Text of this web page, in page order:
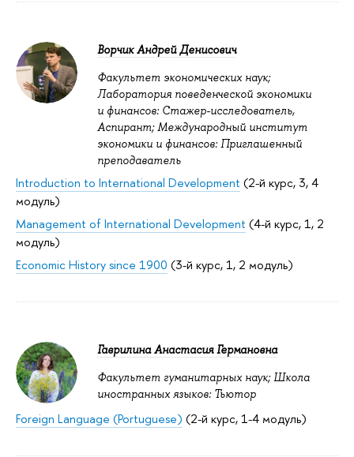
Ворчик Андрей Денисович
Факультет экономических наук;
Лаборатория поведенческой экономики
и финансов: Стажер-исследователь,
Аспирант; Международный институт
экономики и финансов: Приглашенный
преподаватель
Introduction to International Development (2-й курс, 3, 4
модуль)
Management of International Development (4-й курс, 1, 2
модуль)
Economic History since 1900 (3-й курс, 1, 2 модуль)
Гаврилина Анастасия Германовна
Факультет гуманитарных наук; Школа
иностранных языков: Тьютор
Foreign Language (Portuguese) (2-й курс, 1-4 модуль)